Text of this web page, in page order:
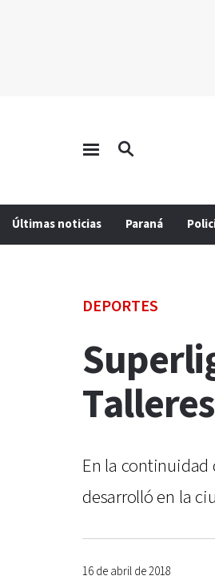
Últimas noticias Paraná
DEPORTES
En la continuidad
desarrolló en la
16 de abril de 2018